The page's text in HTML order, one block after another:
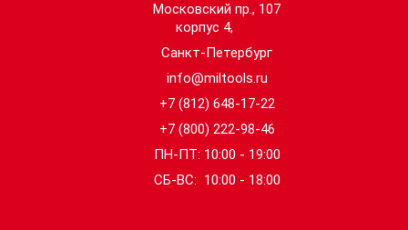
Московский пр., 107
корпус 4,
Санкт-Петербург
info@miltools.ru
+7 (812) 648-17-22
+7 (800) 222-98-46
ПН-ПТ: 10:00 - 19:00
СБ-ВС: 10:00 - 18:00